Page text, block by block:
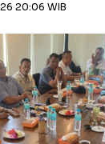
20:06 WIB